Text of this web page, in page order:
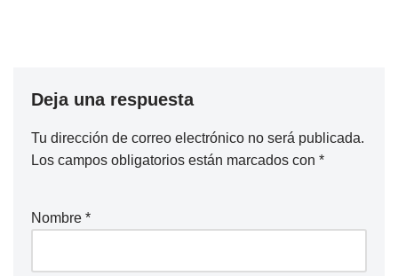
Deja una respuesta
Tu dirección de correo electrónico no será publicada.
Los campos obligatorios están marcados con *
Nombre *